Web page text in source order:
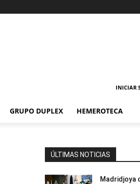
INICIAR
GRUPO DUPLEX HEMEROTECA
ÚLTIMAS NOTICIAS
Madridjoya